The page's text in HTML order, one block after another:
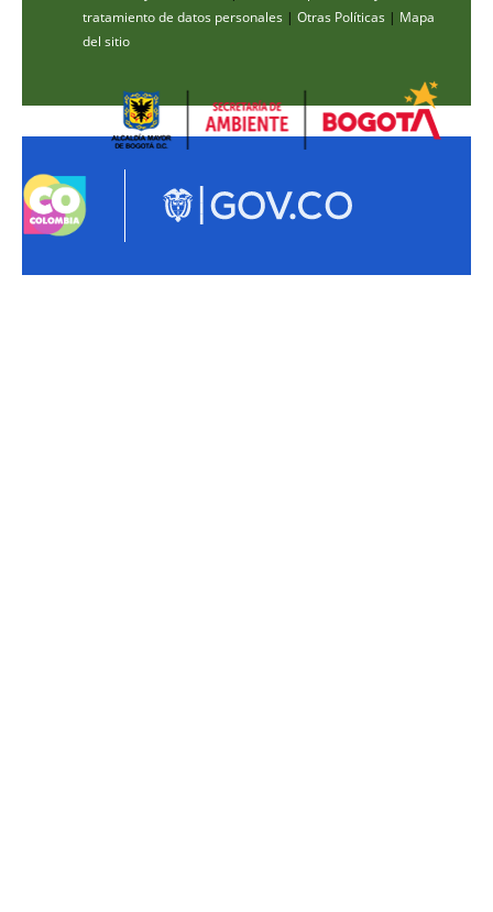
tratamiento de datos personales | Otras Políticas | Mapa
del sitio